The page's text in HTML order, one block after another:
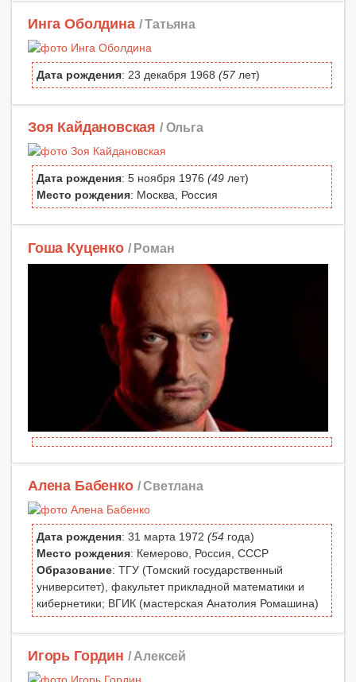
Инга Оболдина / Татьяна
Дата рождения: 23 декабря 1968 (57лет)
Зоя Кайдановская / Ольга
Дата рождения: 5 ноября 1976 (49 лет)
Место рождения: Москва, Россия
Гоша Куценко / Роман
Алена Бабенко / Светлана
Дата рождения: 31 марта 1972 (54 года)
Место рождения: Кемерово, Россия, СССР
Образование: ТГУ (Томский государственный
университет), факультет прикладной математики и
кибернетики; ВГИК (мастерская Анатолия Ромашина)
Игорь Гордин / Алексей